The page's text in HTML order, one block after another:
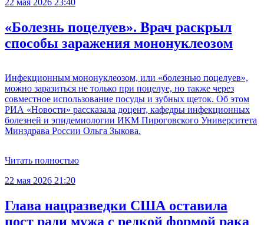
22 мая 2026 23:40
«Болезнь поцелуев». Врач раскрыл
способы заражения мононуклеозом
Инфекционным мононуклеозом, или «болезнью поцелуев»,
можно заразиться не только при поцелуе, но также через
совместное использование посуды и зубных щеток. Об этом
РИА «Новости» рассказала доцент, кафедры инфекционных
болезней и эпидемиологии ИКМ Пироговского Университета
Минздрава России Ольга Зыкова.
Читать полностью
22 мая 2026 21:20
Глава нацразведки США оставила
пост ради мужа с редкой формой рака